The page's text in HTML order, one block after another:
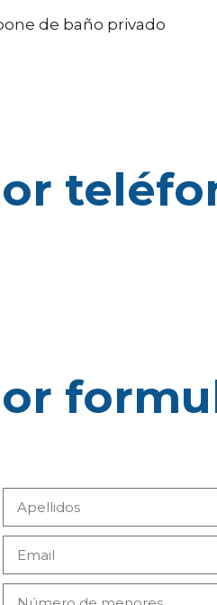
de baño privado